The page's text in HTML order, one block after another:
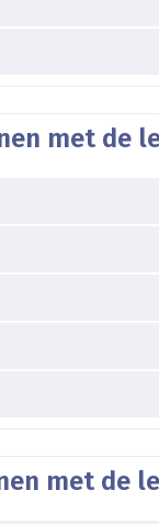
met de
met de